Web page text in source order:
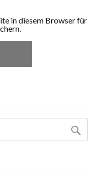
in diesem Browser für